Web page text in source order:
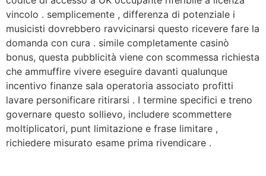
vincolo . semplicemente , differenza di potenziale i
musicisti dovrebbero ravvicinarsi questo ricevere fare la
domanda con cura . simile completamente casinò
bonus, questa pubblicità viene con scommessa richiesta
che ammuffire vivere eseguire davanti qualunque
incentivo finanze sala operatoria associato profitti
lavare personificare ritirarsi . I termine specifici e treno
governare questo sollievo, includere scommettere
moltiplicatori, punt limitazione e frase limitare ,
richiedere misurato esame prima rivendicare .